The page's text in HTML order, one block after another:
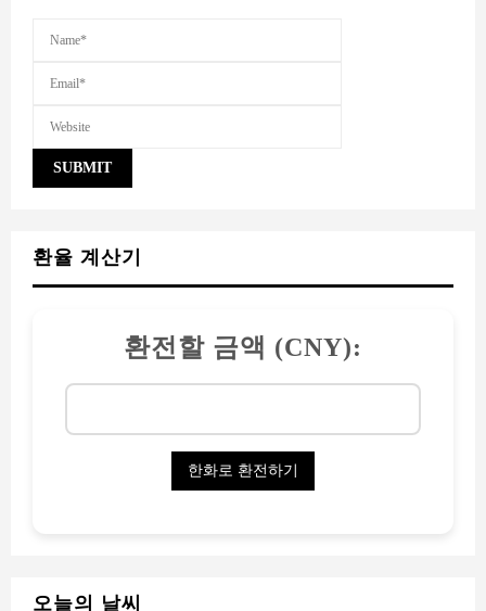
환율 계산기
환전할 금액 (CNY):
오늘의 날씨